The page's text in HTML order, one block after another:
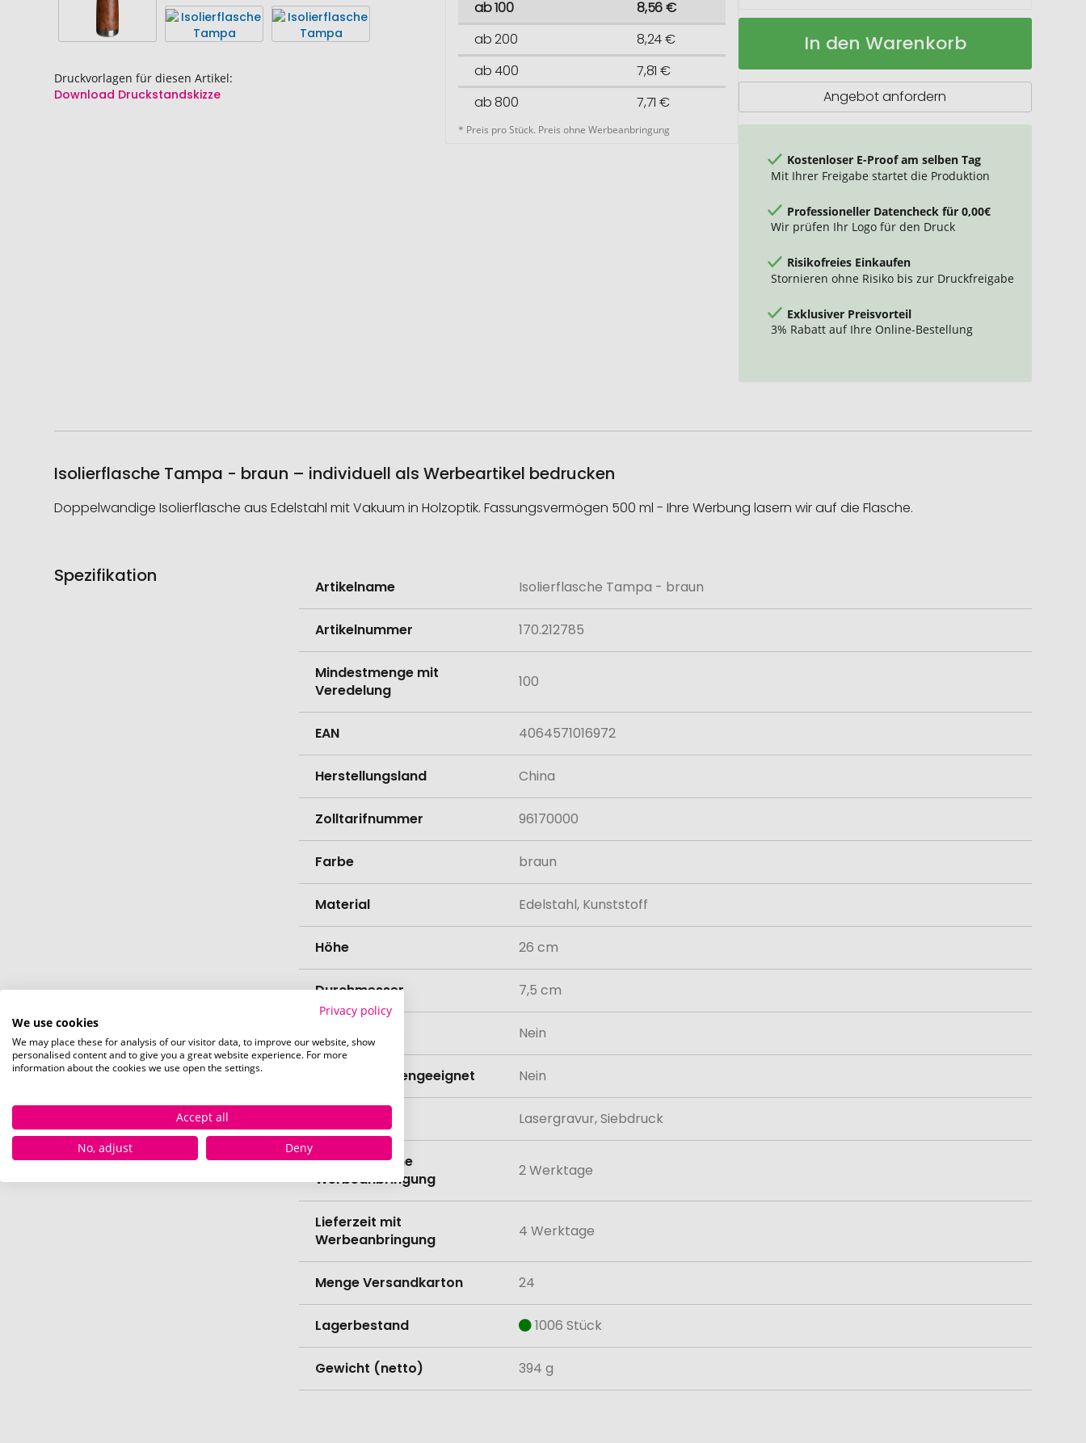
Druckvorlagen für diesen Artikel:
Download Druckstandskizze
ab 100
8,56 €
ab 200
8,24 €
ab 400
7,81 €
ab 800
7,71 €
* Preis pro Stück. Preis ohne Werbeanbringung
Isolierflasche
Auf
In den Warenkorb
Angebot anfordern
Kostenloser E-Proof am selben Tag
Mit Ihrer Freigabe startet die Produktion
Professioneller Datencheck für 0,00€
Wir prüfen Ihr Logo für den Druck
Risikofreies Einkaufen
Stornieren ohne Risiko bis zur Druckfreigabe
Exklusiver Preisvorteil
3% Rabatt auf Ihre Online-Bestellung
Isolierflasche Tampa - braun – individuell als Werbeartikel bedrucken
Doppelwandige Isolierflasche aus Edelstahl mit Vakuum in Holzoptik. Fassungsvermögen 500 ml - Ihre Werbung lasern wir auf die Flasche.
Spezifikation
Informationen
Artikelname Isolierflasche Tampa - braun
Artikelnummer 170.212785
Mindestmenge mit
Veredelung
100
EAN 4064571016972
Herstellungsland China
Zolltarifnummer 96170000
Farbe braun
Material Edelstahl, Kunststoff
Höhe 26 cm
Durchmesser 7,5 cm
Nein
Spülmaschinengeeignet Nein
Lasergravur, Siebdruck
Lieferzeit ohne
Werbeanbringung
2 Werktage
Lieferzeit mit
Werbeanbringung
4 Werktage
Menge Versandkarton 24
Lagerbestand 1006 Stück
Gewicht (netto) 394 g
Privacy policy
We use cookies
We may place these for analysis of our visitor data, to improve our website, show
personalised content and to give you a great website experience. For more
information about the cookies we use open the settings.
Accept all
No, adjust
Deny